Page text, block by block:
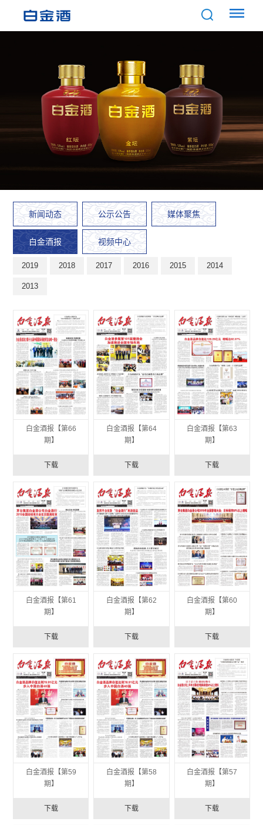
新闻动态 公示公告 媒体聚焦
白金酒报 视频中心
2019 2018 2017 2016 2015 2014
2013
白金酒报【第66
期】
下载
白金酒报【第64
期】
下载
白金酒报【第63
期】
下载
白金酒报【第61
期】
下载
白金酒报【第62
期】
下载
白金酒报【第60
期】
下载
白金酒报【第59
期】
下载
白金酒报【第58
期】
下载
白金酒报【第57
期】
下载